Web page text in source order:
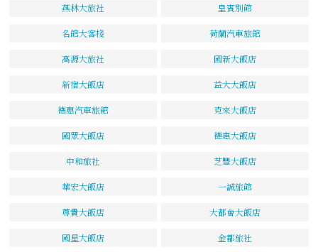
燕林大旅社 皇賓別館
名館大客棧 荷蘭汽車旅館
高源大旅社 國新大飯店
新宿大飯店 益大大飯店
德惠汽車旅館 克來大飯店
國眾大飯店 德惠大飯店
中和旅社 芝豐大飯店
華宏大飯店 一誠旅館
尊貴大飯店 大都會大飯店
國星大飯店 金都旅社